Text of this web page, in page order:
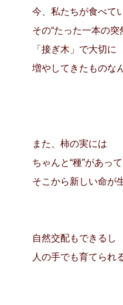
今、私たちが食べて
その“たった一本の突
「接ぎ木」で大切に
増やしてきたものな
また、柿の実には
ちゃんと“種”があって
そこから新しい命が
自然交配もできるし
人の手でも育てられ